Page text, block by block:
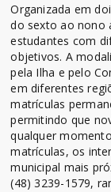
Organizada em
do sexto ao nono
estudantes com
objetivos. A
pela Ilha e pelo
em diferentes
matrículas
permitindo que
qualquer
matrículas, os
municipal mais
(48) 3239-1579,